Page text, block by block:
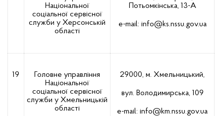
Національної
соціальної сервісної
служби у Херсонській
області
Потьомкінська, 13-А
е-mail: info@ks.nssu.gov.ua
19
Головне управління
Національної
соціальної сервісної
служби у Хмельницькій
області
29000, м. Хмельницький,
вул. Володимирська, 109
е-mail: info@km.nssu.gov.ua